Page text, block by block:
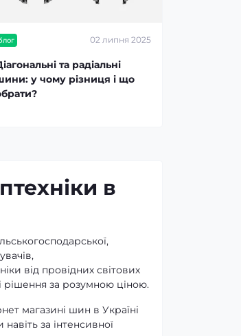
02 липня 2025
та радіальні
у чому різниця і що
в
від провідних світових
рішення за розумною ціною.
магазині шин в Україні
за інтенсивної